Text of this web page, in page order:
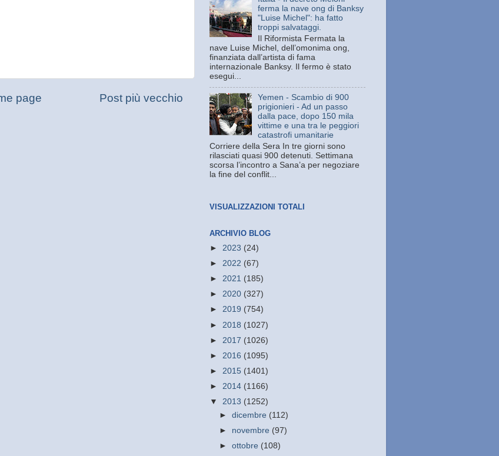
Post più vecchio
page
ferma la nave ong di Banksy
"Luise Michel": ha fatto
troppi salvataggi.
Il Riformista Fermata la
nave Luise Michel, dell’omonima ong,
finanziata dall’artista di fama
internazionale Banksy. Il fermo è stato
esegui...
Yemen - Scambio di 900
prigionieri - Ad un passo
dalla pace, dopo 150 mila
vittime e una tra le peggiori
catastrofi umanitarie
Corriere della Sera In tre giorni sono
rilasciati quasi 900 detenuti. Settimana
scorsa l’incontro a Sana’a per negoziare
la fine del conflit...
VISUALIZZAZIONI TOTALI
ARCHIVIO BLOG
► 2023 (24)
► 2022 (67)
► 2021 (185)
► 2020 (327)
► 2019 (754)
► 2018 (1027)
► 2017 (1026)
► 2016 (1095)
► 2015 (1401)
► 2014 (1166)
▼ 2013 (1252)
►dicembre (112)
► novembre (97)
►ottobre (108)